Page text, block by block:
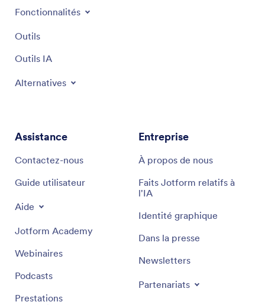
Fonctionnalités
Outils
Outils IA
Alternatives
Assistance
Contactez-nous
Guide utilisateur
Aide
Jotform Academy
Webinaires
Podcasts
Prestations
Entreprise
À propos de nous
Faits Jotform relatifs à
l'IA
Identité graphique
Dans la presse
Newsletters
Partenariats